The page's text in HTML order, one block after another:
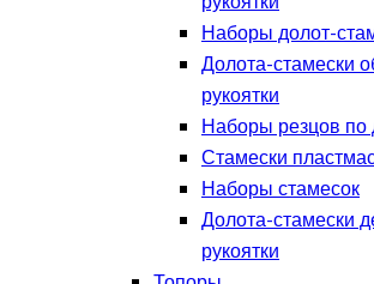
Наборы долот-
Долота-стамески
рукоятки
Наборы резцов по
Стамески
Наборы стамесок
Долота-стамески
рукоятки